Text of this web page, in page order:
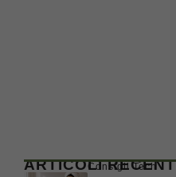
ARTICOLIConsigli Tech